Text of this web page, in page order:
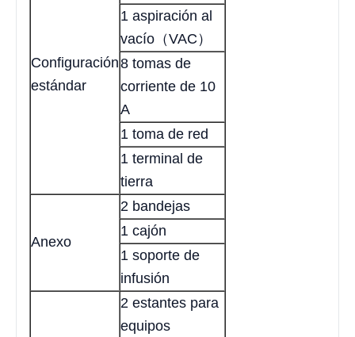
Configuración
estándar
1 aspiración al
vacío（VAC）
8 tomas de
corriente de 10
A
1 toma de red
1 terminal de
tierra
Anexo
2 bandejas
1 cajón
1 soporte de
infusión
2 estantes para
equipos